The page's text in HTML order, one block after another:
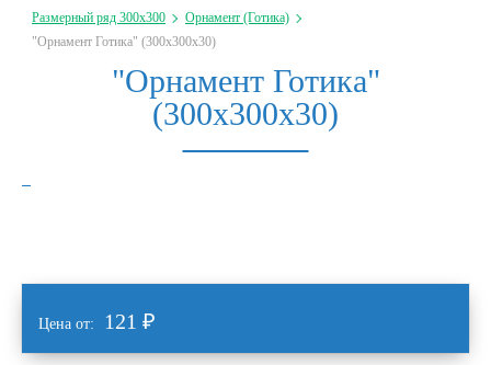
Размерный ряд 300х300
Орнамент (Готика)
"Орнамент Готика" (300х300х30)
"Орнамент Готика"
(300х300х30)
Цена от: 121 ₽